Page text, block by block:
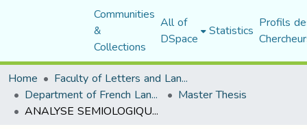
Communities
&
Collections
All of
DSpace Statistics Profils
Home
Faculty of Letters and Languages
Department of French Language and Literature Master Thesis
ANALYSE SEMIOLOGIQUE DES AFFICHES PUBLICITAIRES CAS DES PRODUITS DES GROUPES AGROALIMANTAIRES CEVITAL ET SOUMMAM